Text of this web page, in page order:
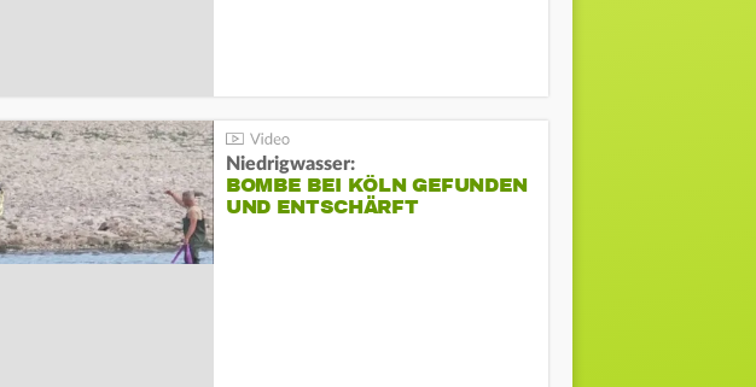
Niedrigwasser:
BOMBE BEI KÖLN GEFUNDEN
UND ENTSCHÄRFT